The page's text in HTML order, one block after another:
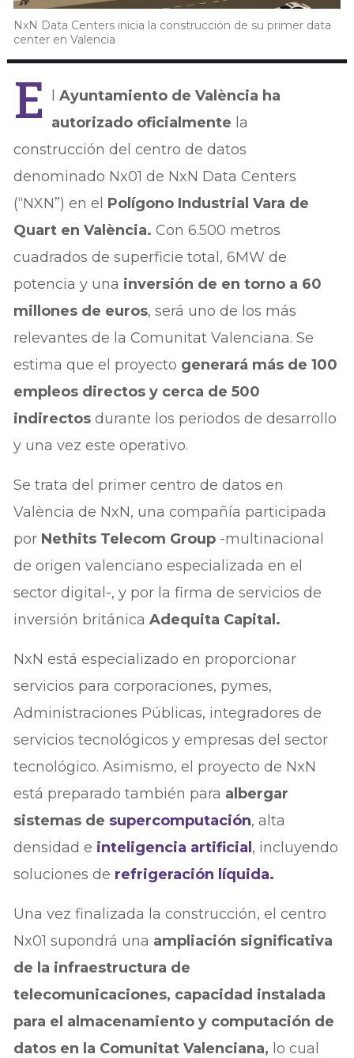
NxN Data Centers inicia la construcción de su primer data
center en Valencia
E lAyuntamiento de València ha
autorizado oficialmente la
construcción del centro de datos
denominado Nx01 de NxN Data Centers
(“NXN”) en el Polígono Industrial Vara de
Quart en València. Con 6.500 metros
cuadrados de superficie total, 6MW de
potencia y una inversión de en torno a 60
millones de euros, será uno de los más
relevantes de la Comunitat Valenciana. Se
estima que el proyecto generará más de 100
empleos directos y cerca de 500
indirectos durante los periodos de desarrollo
y una vez este operativo.
Se trata del primer centro de datos en
València de NxN, una compañía participada
por Nethits Telecom Group -multinacional
de origen valenciano especializada en el
sector digital-, y por la firma de servicios de
inversión británicaAdequita Capital.
NxN está especializado en proporcionar
servicios para corporaciones, pymes,
Administraciones Públicas, integradores de
servicios tecnológicos y empresas del sector
tecnológico. Asimismo, el proyecto de NxN
está preparado también para albergar
sistemas de supercomputación, alta
densidad e inteligencia artificial , incluyendo
soluciones de refrigeración líquida.
Una vez finalizada la construcción, el centro
Nx01 supondrá una ampliación significativa
de la infraestructura de
telecomunicaciones, capacidad instalada
para el almacenamiento y computación de
datos en la Comunitat Valenciana, lo cual